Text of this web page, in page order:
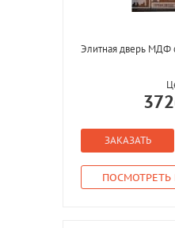
Элитная дверь МДФ
ЗАКАЗАТЬ
ПОСМОТРЕТЬ